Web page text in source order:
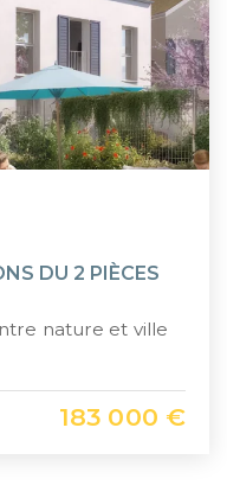
DU 2 PIÈCES
nature et ville
183 000 €